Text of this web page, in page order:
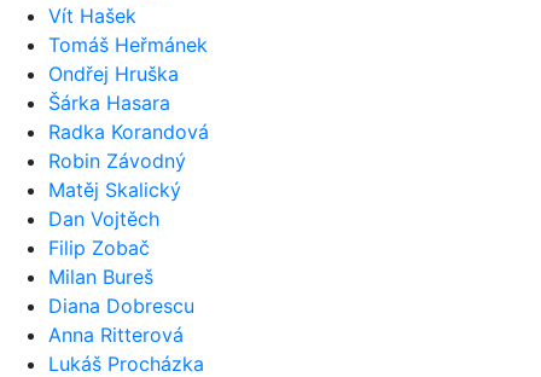
Vít Hašek
Tomáš Heřmánek
Ondřej Hruška
Šárka Hasara
Radka Korandová
Robin Závodný
Matěj Skalický
Dan Vojtěch
Filip Zobač
Milan Bureš
Diana Dobrescu
Anna Ritterová
Lukáš Procházka